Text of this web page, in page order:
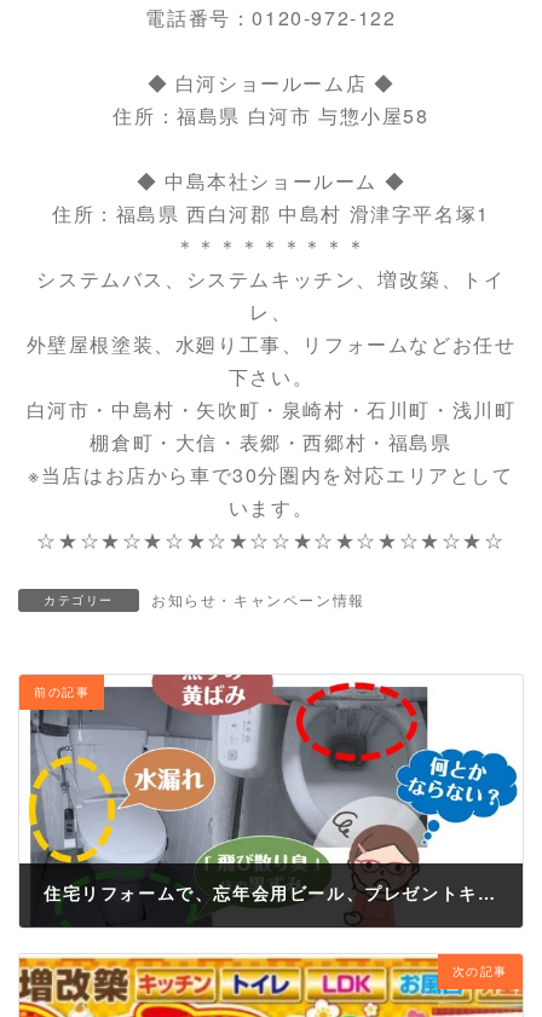
電話番号：0120-972-122
◆ 白河ショールーム店 ◆
住所：福島県 白河市 与惣小屋58
◆ 中島本社ショールーム ◆
住所：福島県 西白河郡 中島村 滑津字平名塚1
＊＊＊＊＊＊＊＊＊
システムバス、システムキッチン、増改築、トイ
レ、
外壁屋根塗装、水廻り工事、リフォームなどお任せ
下さい。
白河市・中島村・矢吹町・泉崎村・石川町・浅川町
棚倉町・大信・表郷・西郷村・福島県
※当店はお店から車で30分圏内を対応エリアとして
います。
☆★☆★☆★☆★☆★☆☆★☆★☆★☆★☆★☆
カテゴリー お知らせ・キャンペーン情報
前の記事
住宅リフォームで、忘年会用ビール、プレゼントキャンペーン！お悩み解消して年越ししましょう♪
次の記事